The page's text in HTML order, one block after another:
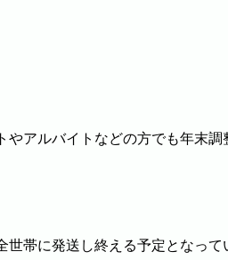
アルバイトなどの方でも年末
帯に発送し終える予定となっ